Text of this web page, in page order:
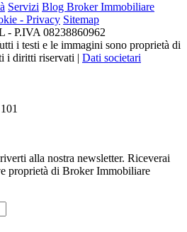
Servizi Blog Broker Immobiliare
- Privacy Sitemap
P.IVA 08238860962
i testi e le immagini sono proprietà di
i diritti riservati | Dati societari
alla nostra newsletter. Riceverai
proprietà di Broker Immobiliare